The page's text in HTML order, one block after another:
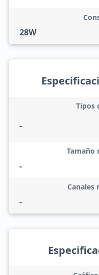
28W
-
Tipos
-
Tamaño
-
Canales